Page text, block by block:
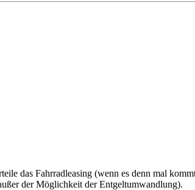
das Fahrradleasing (wenn es denn mal
der Möglichkeit der Entgeltumwandlung).